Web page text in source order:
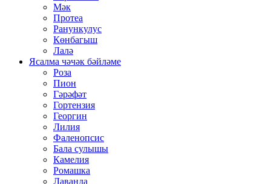
Мәк
Протеа
Ранункулус
Көнбагыш
Лалә
Ясалма чәчәк бәйләме
Роза
Пион
Гәрәфәт
Гортензия
Георгин
Лилия
Фаленопсис
Бала сулышы
Камелия
Ромашка
Лаванда